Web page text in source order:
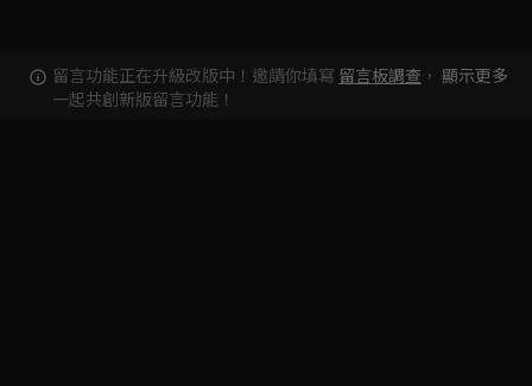
留言功能正在升級改版中！邀請你填寫 留言板調查 ，
一起共創新版留言功能！
顯示更多